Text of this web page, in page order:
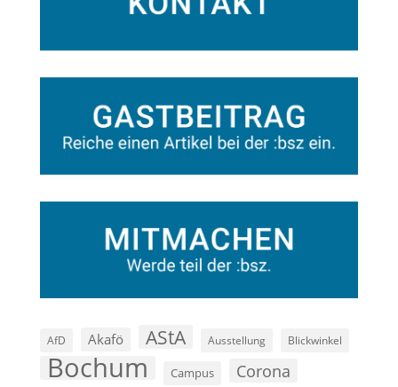
AfD Akafö AStA Ausstellung Blickwinkel
Bochum Campus Corona